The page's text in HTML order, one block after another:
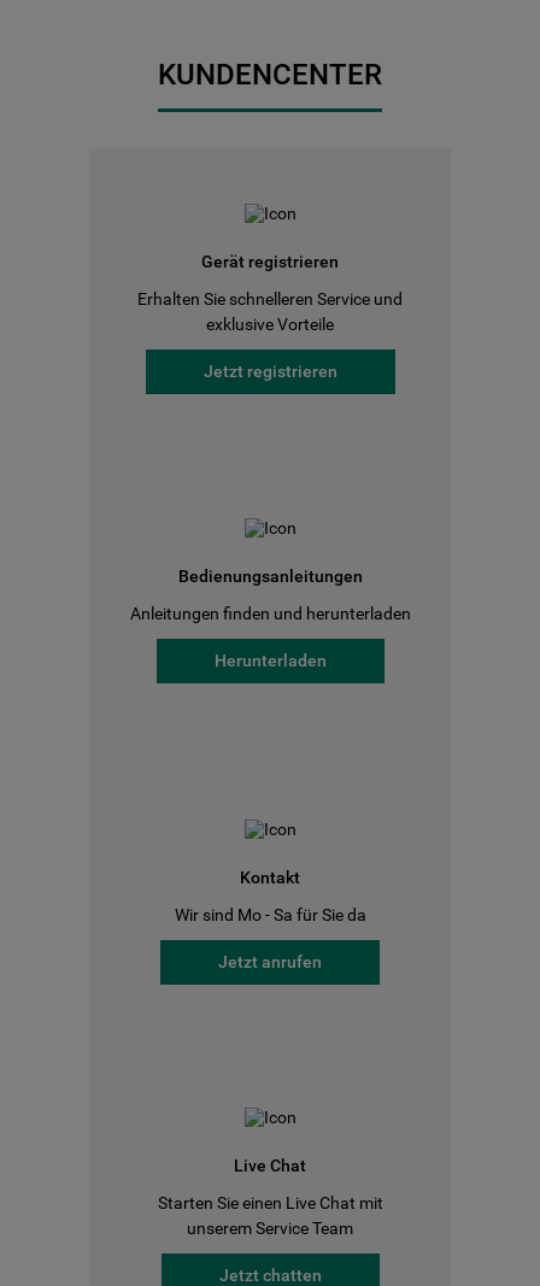
KUNDENCENTER
Gerät registrieren
Erhalten Sie schnelleren Service und
exklusive Vorteile
Jetzt registrieren
Bedienungsanleitungen
Anleitungen finden und herunterladen
Herunterladen
Kontakt
Wir sind Mo - Sa für Sie da
Jetzt anrufen
Live Chat
Starten Sie einen Live Chat mit
unserem Service Team
Jetzt chatten